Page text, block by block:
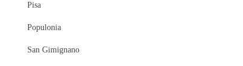
Pisa
Populonia
San Gimignano